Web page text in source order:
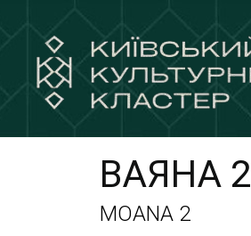
ВАЯНА 2
MOANA 2